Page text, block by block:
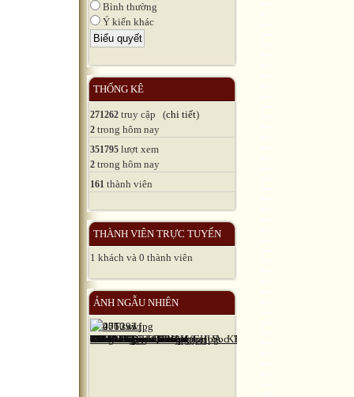
Bình thường
Ý kiến khác
THỐNG KÊ
271262 truy cập (chi tiết)
2 trong hôm nay
351795 lượt xem
2 trong hôm nay
161 thành viên
THÀNH VIÊN TRỰC TUYẾN
1 khách và 0 thành viên
ẢNH NGẪU NHIÊN